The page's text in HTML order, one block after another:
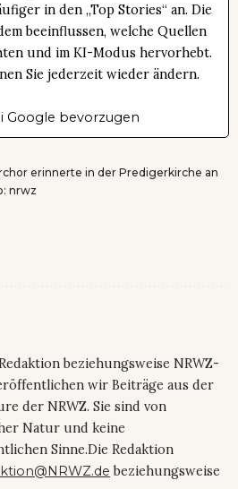
in den „Top Stories“ an. Die
beeinflussen, welche Quellen
und im KI-Modus hervorhebt.
Sie jederzeit wieder ändern.
Google bevorzugen
erinnerte in der Predigerkirche an
nrwz
beziehungsweise NRWZ-
wir Beiträge aus der
der NRWZ. Sie sind von
Natur und keine
Sinne.Die Redaktion
beziehungsweise